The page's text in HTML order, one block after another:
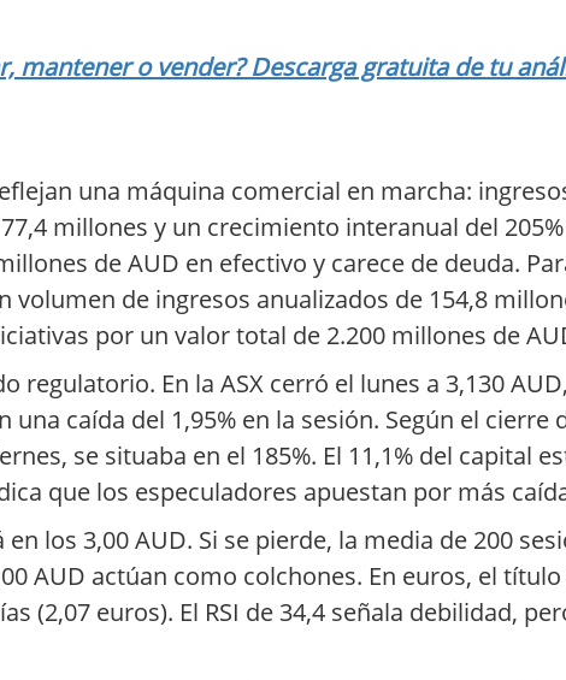
mantener o vender? Descarga gratuita de tu
una máquina comercial en marcha:
millones y un crecimiento interanual del
de AUD en efectivo y carece de deuda.
de ingresos anualizados de 154,8
por un valor total de 2.200 millones de
regulatorio. En la ASX cerró el lunes a 3,130
una caída del 1,95% en la sesión. Según el cierre
se situaba en el 185%. El 11,1% del capital
que los especuladores apuestan por más
los 3,00 AUD. Si se pierde, la media de 200
AUD actúan como colchones. En euros, el
(2,07 euros). El RSI de 34,4 señala debilidad,